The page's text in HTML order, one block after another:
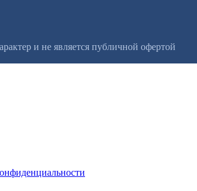
и не является публичной офертой